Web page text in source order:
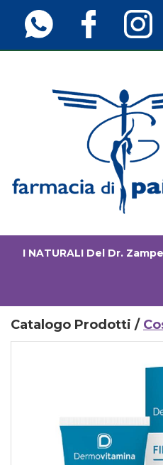
contenuto
principale
Farmaciainfinita.it
I NATURALI Del Dr.
Catalogo Prodotti /